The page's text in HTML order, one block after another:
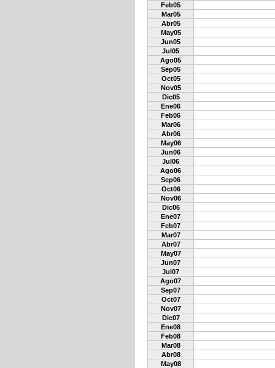
Feb05
Mar05
Abr05
May05
Jun05
Jul05
Ago05
Sep05
Oct05
Nov05
Dic05
Ene06
Feb06
Mar06
Abr06
May06
Jun06
Jul06
Ago06
Sep06
Oct06
Nov06
Dic06
Ene07
Feb07
Mar07
Abr07
May07
Jun07
Jul07
Ago07
Sep07
Oct07
Nov07
Dic07
Ene08
Feb08
Mar08
Abr08
May08